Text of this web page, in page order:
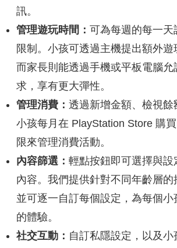
訊。
管理遊玩時間： 可為每週的每一天
限制。小孩可透過主機提出額外遊
而家長則能透過手機或平板電腦允
求，享有更大彈性。
管理消費： 透過新增金額、檢視餘
小孩每月在 PlayStation Store 購
限來管理消費活動。
內容篩選： 輕點按鈕即可選擇與設
內容。我們提供針對不同年齡層的
並可逐一自訂每個設定，為每個小
的體驗。
社交互動： 自訂私隱設定，以及